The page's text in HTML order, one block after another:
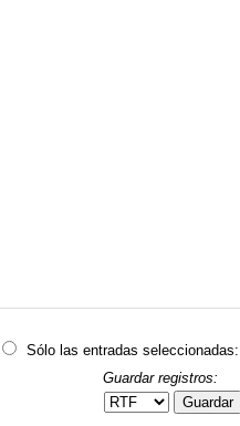
Sólo las entradas seleccionadas:
Guardar registros:
Guardar